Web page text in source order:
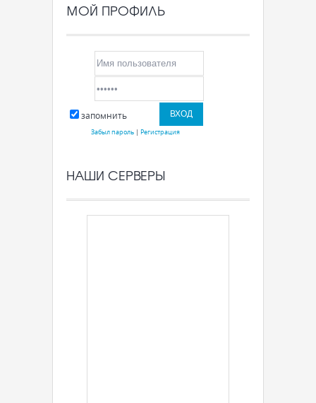
МОЙ ПРОФИЛЬ
запомнить
Забыл пароль| Регистрация
НАШИ СЕРВЕРЫ